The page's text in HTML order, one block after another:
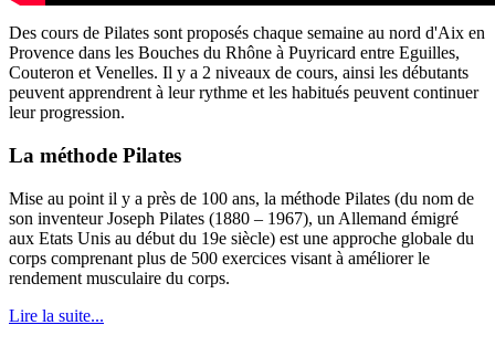
Des cours de Pilates sont proposés chaque semaine au nord d'Aix en
Provence dans les Bouches du Rhône à Puyricard entre Eguilles,
Couteron et Venelles. Il y a 2 niveaux de cours, ainsi les débutants
peuvent apprendrent à leur rythme et les habitués peuvent continuer
leur progression.
La méthode Pilates
Mise au point il y a près de 100 ans, la méthode Pilates (du nom de
son inventeur Joseph Pilates (1880 – 1967), un Allemand émigré
aux Etats Unis au début du 19e siècle) est une approche globale du
corps comprenant plus de 500 exercices visant à améliorer le
rendement musculaire du corps.
Lire la suite...